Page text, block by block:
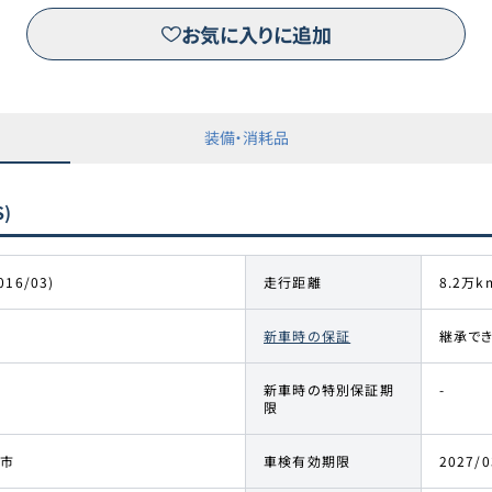
お気に入りに追加
装備・消耗品
03) 走行距離 8.2万
新車時の保証 継承で
新車時の特別保証期
限
-
車検有効期限 2027/